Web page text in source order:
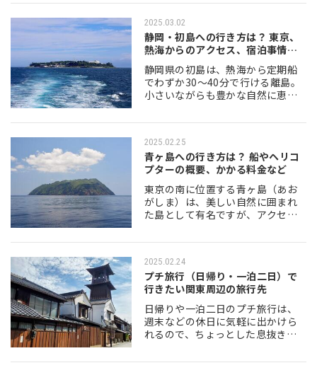
なスポットが続々と誕生していま
す。 今回は、2023年から2025年に
かけてオー…
2025.03.02
静岡・初島への行き方は？ 東京、
熱海からのアクセス、宿泊事情な
ど
静岡県の初島は、熱海から定期船
でわずか30～40分で行ける離島。
小さいながらも豊かな自然に恵ま
アジアンガーデンなどのリゾート
メにアクティビテ…
2025.02.25
青ヶ島への行き方は？ 船やヘリコ
プターの概要、かかる料金など
東京の南に位置する青ヶ島（あお
がしま）は、美しい自然に囲まれ
た島として有名ですが、アクセス
ともいわれています。 この記事で
やヘリコプターの概…
2025.02.24
プチ旅行（日帰り・一泊二日）で
行きたい関東周辺の旅行先
日帰りや一泊二日のプチ旅行は、
週末などの休日に気軽に出かけら
れるので、ちょっとした息抜きに
プチ旅行におすすめの関東周辺の